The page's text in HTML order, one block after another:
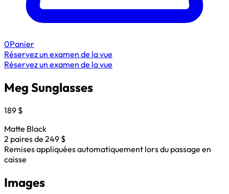
0Panier
Réservez un examen de la vue
Réservez un examen de la vue
Meg Sunglasses
189 $
Matte Black
2 paires de 249 $
Remises appliquées automatiquement lors du passage en
caisse
Images